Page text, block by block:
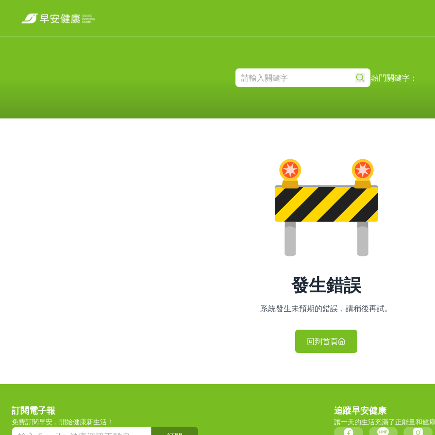
熱門關鍵字：
發生錯誤
系統發生未預期的錯誤，請稍後再試。
回到首頁
訂閱電子報
免費訂閱早安，開始健康新生活！
追蹤早安健康
讓一天的生活充滿了正能量和健